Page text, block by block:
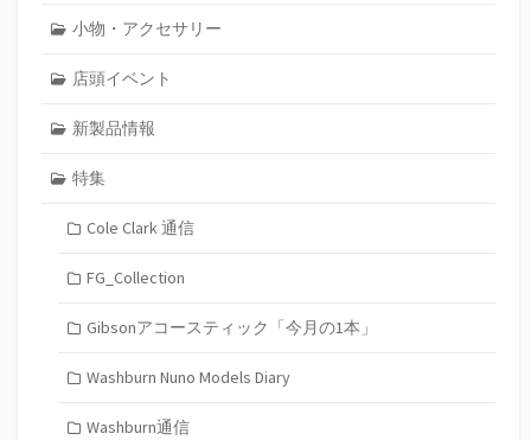
小物・アクセサリー
店頭イベント
新製品情報
特集
Cole Clark 通信
FG_Collection
Gibsonアコースティック「今月の1本」
Washburn Nuno Models Diary
Washburn通信